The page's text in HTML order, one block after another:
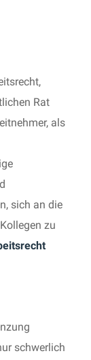
Rat
als
sich an die
zu
schwerlich